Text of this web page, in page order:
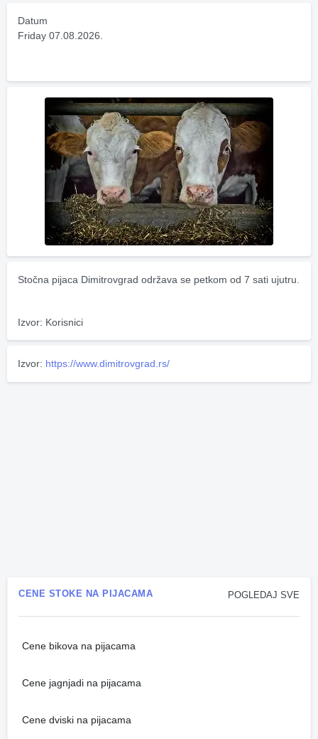
Datum
Friday 07.08.2026.
Stočna pijaca Dimitrovgrad održava se petkom od 7 sati ujutru.
Izvor: Korisnici
Izvor: https://www.dimitrovgrad.rs/
POGLEDAJ SVE
CENE STOKE NA PIJACAMA
Cene bikova na pijacama
Cene jagnjadi na pijacama
Cene dviski na pijacama